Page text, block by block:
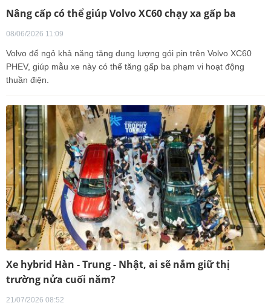
Nâng cấp có thể giúp Volvo XC60 chạy xa gấp ba
08/06/2026 11:09
Volvo để ngỏ khả năng tăng dung lượng gói pin trên Volvo XC60
PHEV, giúp mẫu xe này có thể tăng gấp ba phạm vi hoạt động
thuần điện.
Xe hybrid Hàn - Trung - Nhật, ai sẽ nắm giữ thị
trường nửa cuối năm?
21/07/2026 08:52